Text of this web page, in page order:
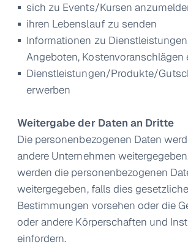
sich zu Events/Kursen
ihren Lebenslauf zu senden
Informationen zu
Angeboten, Kostenvoranschlägen
Dienstleistungen/Produkte/
erwerben
Weitergabe der Daten an Dritte
Die personenbezogenen Daten
andere Unternehmen
werden die personenbezogenen
weitergegeben, falls dies gesetzliche
Bestimmungen vorsehen oder die
oder andere Körperschaften und
einfordern.